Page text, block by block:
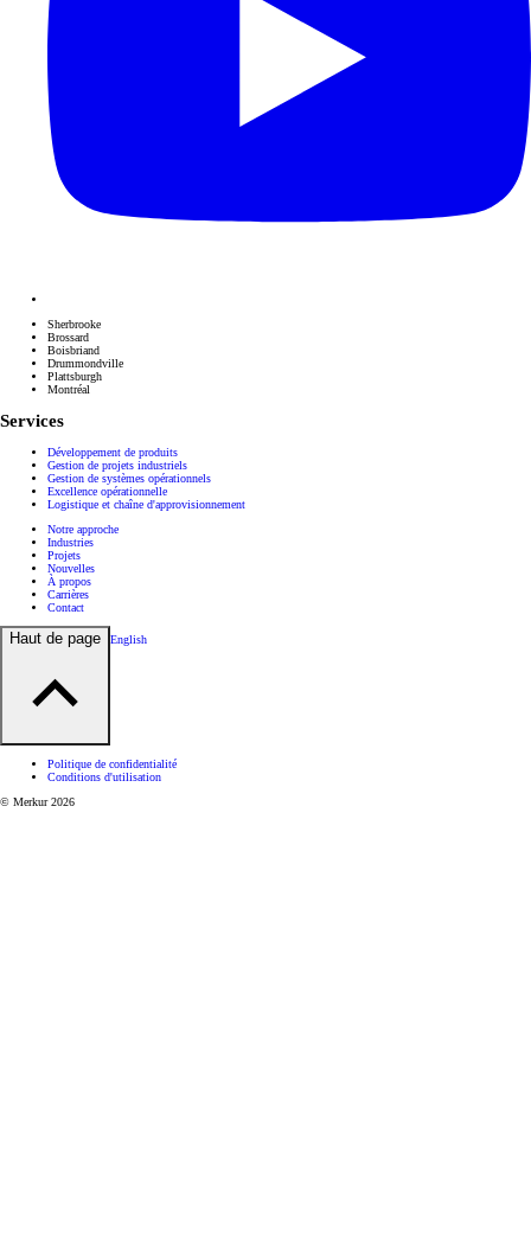
Sherbrooke
Brossard
Boisbriand
Drummondville
Plattsburgh
Montréal
Services
Développement de produits
Gestion de projets industriels
Gestion de systèmes opérationnels
Excellence opérationnelle
Logistique et chaîne d'approvisionnement
Notre approche
Industries
Projets
Nouvelles
À propos
Carrières
Contact
Haut de page English
Politique de confidentialité
Conditions d'utilisation
© Merkur 2026